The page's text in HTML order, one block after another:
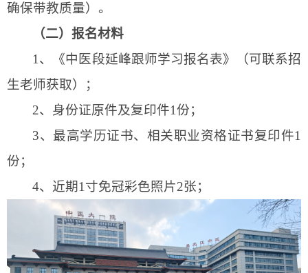
确保带教质量）。
（二）报名材料
1、
《中医段延峰跟师学习报名表》（可联系招
生老师获取）；
2、 身份证原件及复印件1份；
3、 最高学历证书、相关职业资格证书复印件1
份；
4、 近期1寸免冠彩色照片2张；